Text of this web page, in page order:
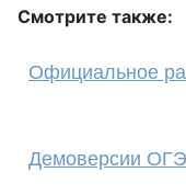
Смотрите также:
Официальное
Демоверсии